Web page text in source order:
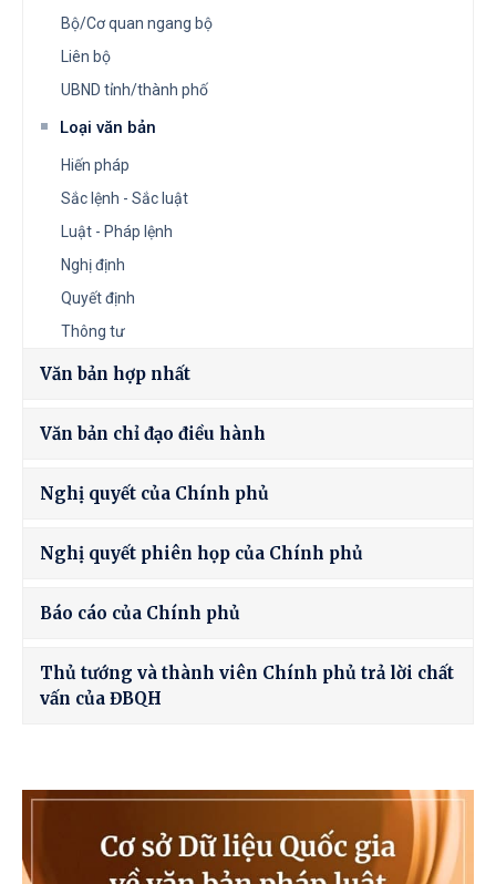
Bộ/Cơ quan ngang bộ
Liên bộ
UBND tỉnh/thành phố
Loại văn bản
Hiến pháp
Sắc lệnh - Sắc luật
Luật - Pháp lệnh
Nghị định
Quyết định
Thông tư
Văn bản hợp nhất
Văn bản chỉ đạo điều hành
Nghị quyết của Chính phủ
Nghị quyết phiên họp của Chính phủ
Báo cáo của Chính phủ
Thủ tướng và thành viên Chính phủ trả lời chất
vấn của ĐBQH